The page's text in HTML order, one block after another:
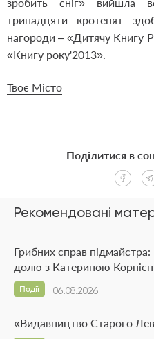
тринадцяти кротенят
нагороди – «Дитячу Книгу
«Книгу року'2013».
Твоє Місто
Рекомендовані
Грибних справ
долю з Катериною
06.08.2026
Події
«Видавництво Старого
Поділитися в